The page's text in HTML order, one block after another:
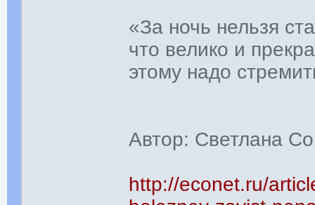
«За ночь нельзя
что велико и
этому надо
Автор: Светлана
http://econet.ru/